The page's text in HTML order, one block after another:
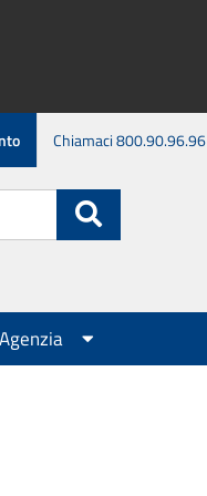
Chiamaci 800.90.96.96